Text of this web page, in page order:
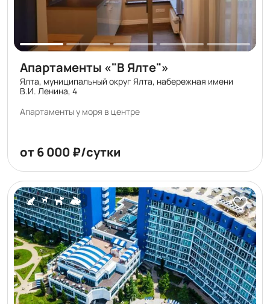
Апартаменты «"В Ялте"»
Ялта, муниципальный округ Ялта, набережная имени
В.И. Ленина, 4
Апартаменты у моря в центре
от 6 000 ₽/сутки